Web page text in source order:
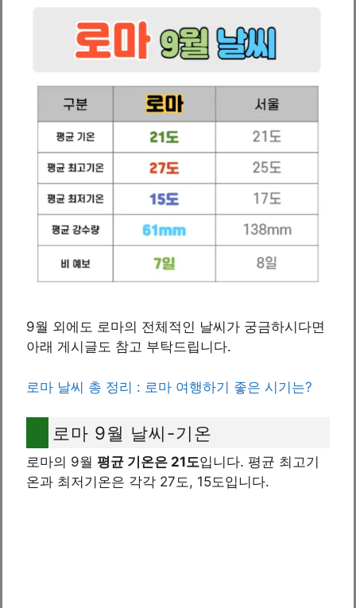
9월 외에도 로마의 전체적인 날씨가 궁금하시다면
아래 게시글도 참고 부탁드립니다.
로마 날씨 총 정리 : 로마 여행하기 좋은 시기는?
로마 9월 날씨-기온
로마의 9월 평균 기온은 21도입니다. 평균 최고기
온과 최저기온은 각각 27도, 15도입니다.